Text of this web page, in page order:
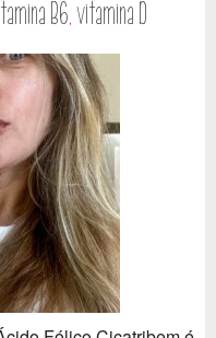
B6,vitamina D